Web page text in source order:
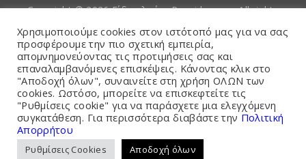
Copyright © 2026Είδη αλιείας Poseidwnn.gr. All rights
reserved. Powered by
PlexusCore
Όροι και Προϋποθέσεις
Χρησιμοποιούμε cookies στον ιστότοπό μας για να σας
προσφέρουμε την πιο σχετική εμπειρία,
απομνημονεύοντας τις προτιμήσεις σας και
επαναλαμβανόμενες επισκέψεις. Κάνοντας κλικ στο
"Αποδοχή όλων", συναινείτε στη χρήση ΟΛΩΝ των
cookies. Ωστόσο, μπορείτε να επισκεφτείτε τις
"Ρυθμίσεις cookie" για να παράσχετε μια ελεγχόμενη
συγκατάθεση. Για περισσότερα διαβάστε την Πολιτική
Απορρήτου
Ρυθμίσεις Cookies Αποδοχή όλων